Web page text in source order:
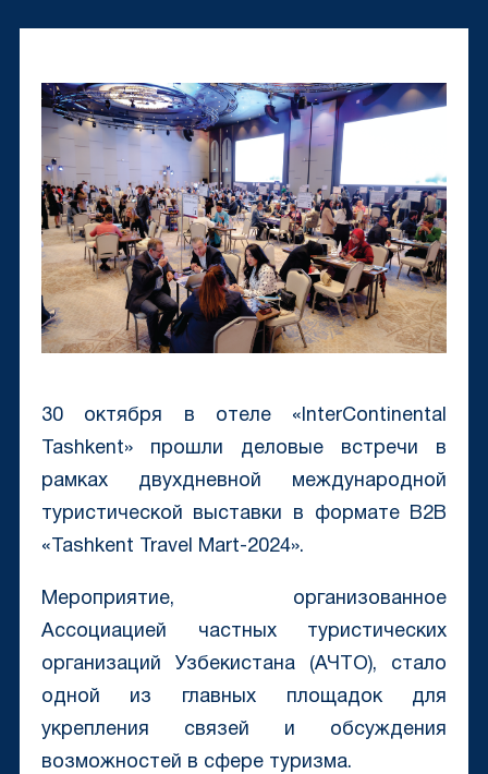
30 октября в отеле «InterContinental
Tashkent» прошли деловые встречи в
рамках двухдневной международной
туристической выставки в формате B2B
«Tashkent Travel Mart-2024».
Мероприятие, организованное
Ассоциацией частных туристических
организаций Узбекистана (АЧТО), стало
одной из главных площадок для
укрепления связей и обсуждения
возможностей в сфере туризма.